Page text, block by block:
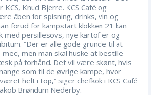
Knud Bjerre. KCS Café og
åben for spisning, drinks, vin og
forud for kampstart klokken 21 kan
persillesovs, nye kartofler og
”Der er alle gode grunde til at
men man skal huske at bestille
på forhånd. Det vil være skønt, hvis
som til de øvrige kampe, hvor
helt i top,” siger chefkok i KCS Café
Brøndum Nederby.